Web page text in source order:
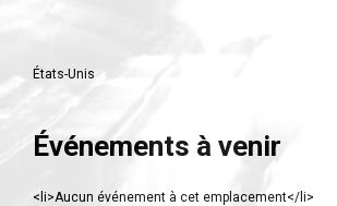
États-Unis
Événements à venir
<li>Aucun événement à cet emplacement</li>